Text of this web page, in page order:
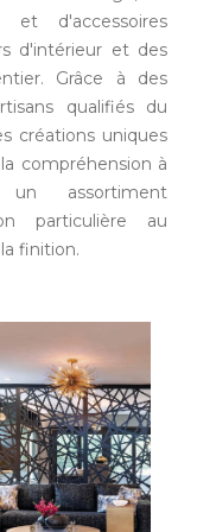
et d'accessoires
d'intérieur et des
Grâce à des
qualifiés du
créations uniques
compréhension à
un assortiment
particulière au
finition.